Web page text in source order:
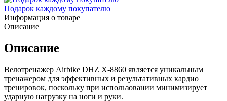
Подарок каждому покупателю
Информация о товаре
Описание
Описание
Велотренажер Airbike DHZ X-8860 является уникальным
тренажером для эффективных и результативных кардио
тренировок, поскольку при использовании минимизирует
ударную нагрузку на ноги и руки.